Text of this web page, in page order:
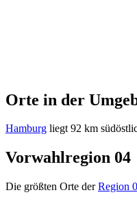
Orte in der
Hamburg liegt 92 km
Vorwahlregion 04
Die größten Orte derRegion